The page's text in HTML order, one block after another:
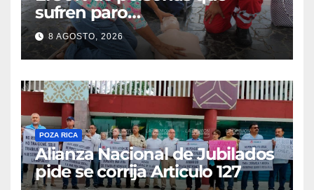
sufren paro
cardiorrespiratorio mueren
8 AGOSTO, 2026
POZA RICA
Alianza Nacional de Jubilados
pide se corrija Articulo 127